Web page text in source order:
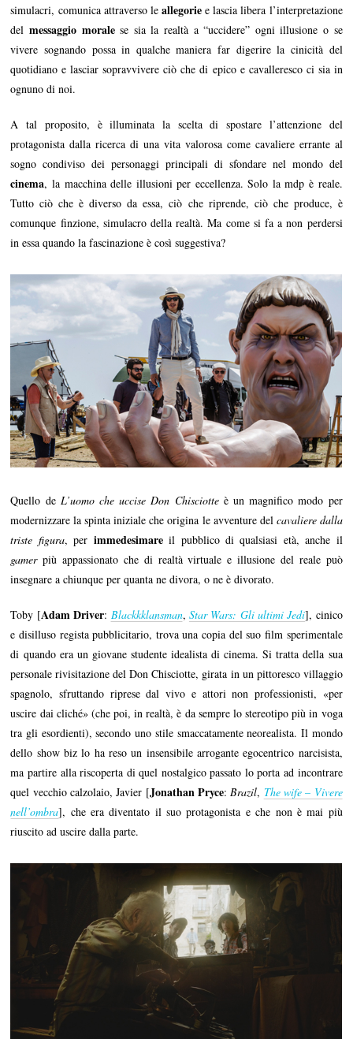
simulacri, comunica attraverso le allegorie e lascia libera l’interpretazione
delmessaggio moralese sia la realtà a “uccidere” ogni illusione o se
vivere sognando possa in qualche maniera far digerire la cinicità del
quotidiano e lasciar sopravvivere ciò che di epico e cavalleresco ci sia in
ognuno di noi.
A tal proposito, è illuminata la scelta di spostare l’attenzione del
protagonista dalla ricerca di una vita valorosa come cavaliere errante al
sogno condiviso dei personaggi principali di sfondare nel mondo del
cinema, la macchina delle illusioni per eccellenza. Solo la mdp è reale.
Tutto ciò che è diverso da essa, ciò che riprende, ciò che produce, è
comunque finzione, simulacro della realtà. Ma come si fa a non perdersi
in essa quando la fascinazione è così suggestiva?
Quello deL’uomo che uccise Don Chisciotteè un magnifico modo per
modernizzare la spinta iniziale che origina le avventure del cavaliere dalla
triste figura, per immedesimareil pubblico di qualsiasi età, anche il
gamerpiù appassionato che di realtà virtuale e illusione del reale può
insegnare a chiunque per quanta ne divora, o ne è divorato.
Toby [Adam Driver: Blackkklansman, Star Wars: Gli ultimi Jedi], cinico
e disilluso regista pubblicitario, trova una copia del suo film sperimentale
di quando era un giovane studente idealista di cinema. Si tratta della sua
personale rivisitazione del Don Chisciotte, girata in un pittoresco villaggio
spagnolo, sfruttando riprese dal vivo e attori non professionisti, «per
uscire dai cliché» (che poi, in realtà, è da sempre lo stereotipo più in voga
tra gli esordienti), secondo uno stile smaccatamente neorealista. Il mondo
dello show biz lo ha reso un insensibile arrogante egocentrico narcisista,
ma partire alla riscoperta di quel nostalgico passato lo porta ad incontrare
quel vecchio calzolaio, Javier [Jonathan Pryce: Brazil, The wife – Vivere
nell’ombra], che era diventato il suo protagonista e che non è mai più
riuscito ad uscire dalla parte.